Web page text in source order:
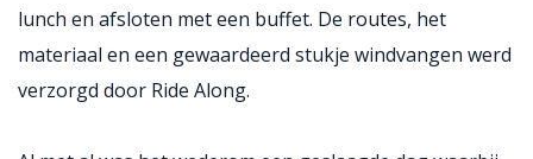
lunch en afsloten met een buffet. De routes, het
materiaal en een gewaardeerd stukje windvangen werd
verzorgd door Ride Along.